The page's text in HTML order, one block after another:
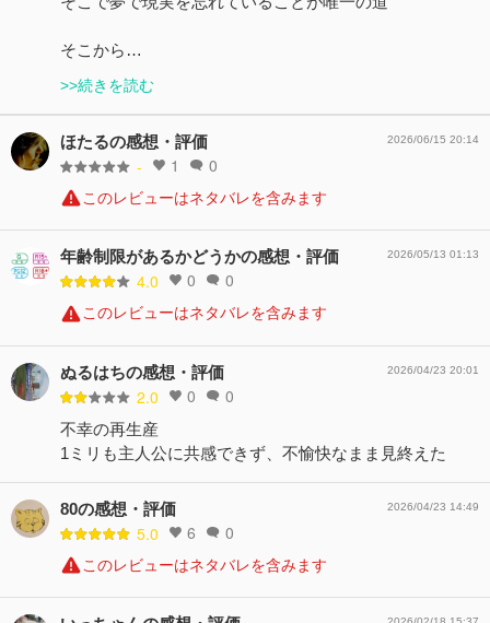
そこから…
>>続きを読む
ほたるの感想・評価
- 1 0
2026/06/15 20:14
このレビューはネタバレを含みます
年齢制限があるかどうかの感想・評価
4.0 0 0
2026/05/13 01:13
このレビューはネタバレを含みます
ぬるはちの感想・評価
2.0 0 0
2026/04/23 20:01
不幸の再生産
1ミリも主人公に共感できず、不愉快なまま見終えた
80の感想・評価
5.0 6 0
2026/04/23 14:49
このレビューはネタバレを含みます